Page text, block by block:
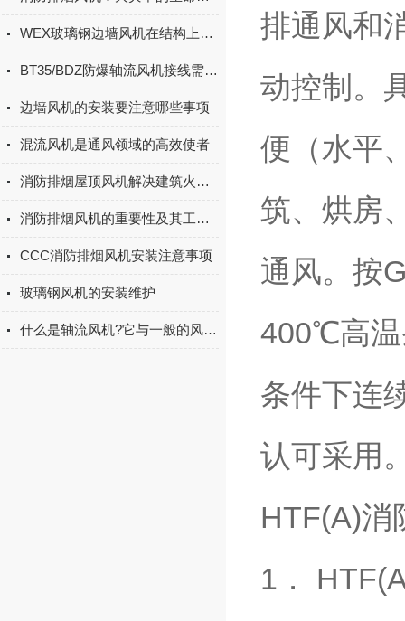
WEX玻璃钢边墙风机在结构上面具有的优势
BT35/BDZ防爆轴流风机接线需要注意什么
边墙风机的安装要注意哪些事项
混流风机是通风领域的高效使者
消防排烟屋顶风机解决建筑火灾危机
消防排烟风机的重要性及其工作原理
CCC消防排烟风机安装注意事项
玻璃钢风机的安装维护
什么是轴流风机?它与一般的风机有什么不同?
排通风和
动控制。
便（水平
筑、烘房
通风。按
400℃高温
条件下连
认可采用
HTF(A)消
1．